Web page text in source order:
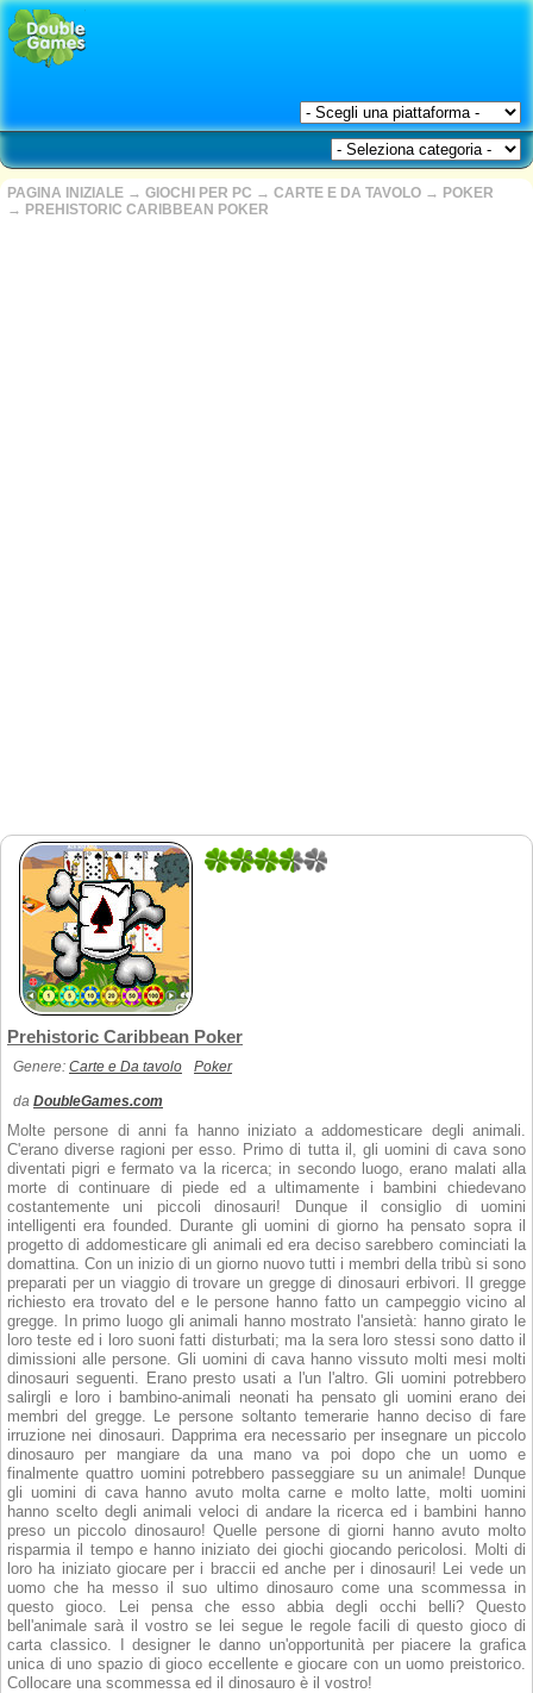
PAGINA INIZIALE → GIOCHI PER PC → CARTE E DA TAVOLO → POKER
→ PREHISTORIC CARIBBEAN POKER
3
Prehistoric Caribbean Poker
Genere: Carte e Da tavolo Poker
da DoubleGames.com
Molte persone di anni fa hanno iniziato a addomesticare degli animali.
C'erano diverse ragioni per esso. Primo di tutta il, gli uomini di cava sono
diventati pigri e fermato va la ricerca; in secondo luogo, erano malati alla
morte di continuare di piede ed a ultimamente i bambini chiedevano
costantemente uni piccoli dinosauri! Dunque il consiglio di uomini
intelligenti era founded. Durante gli uomini di giorno ha pensato sopra il
progetto di addomesticare gli animali ed era deciso sarebbero cominciati la
domattina. Con un inizio di un giorno nuovo tutti i membri della tribù si sono
preparati per un viaggio di trovare un gregge di dinosauri erbivori. Il gregge
richiesto era trovato del e le persone hanno fatto un campeggio vicino al
gregge. In primo luogo gli animali hanno mostrato l'ansietà: hanno girato le
loro teste ed i loro suoni fatti disturbati; ma la sera loro stessi sono datto il
dimissioni alle persone. Gli uomini di cava hanno vissuto molti mesi molti
dinosauri seguenti. Erano presto usati a l'un l'altro. Gli uomini potrebbero
salirgli e loro i bambino-animali neonati ha pensato gli uomini erano dei
membri del gregge. Le persone soltanto temerarie hanno deciso di fare
irruzione nei dinosauri. Dapprima era necessario per insegnare un piccolo
dinosauro per mangiare da una mano va poi dopo che un uomo e
finalmente quattro uomini potrebbero passeggiare su un animale! Dunque
gli uomini di cava hanno avuto molta carne e molto latte, molti uomini
hanno scelto degli animali veloci di andare la ricerca ed i bambini hanno
preso un piccolo dinosauro! Quelle persone di giorni hanno avuto molto
risparmia il tempo e hanno iniziato dei giochi giocando pericolosi. Molti di
loro ha iniziato giocare per i braccii ed anche per i dinosauri! Lei vede un
uomo che ha messo il suo ultimo dinosauro come una scommessa in
questo gioco. Lei pensa che esso abbia degli occhi belli? Questo
bell'animale sarà il vostro se lei segue le regole facili di questo gioco di
carta classico. I designer le danno un'opportunità per piacere la grafica
unica di uno spazio di gioco eccellente e giocare con un uomo preistorico.
Collocare una scommessa ed il dinosauro è il vostro!